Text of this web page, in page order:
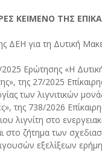
ΚΕΙΜΕΝΟ ΤΗΣ
ΔΕΗ για τη Δυτική
2025 Ερώτησης «Η
της 27/2025
των λιγνιτικών
της 738/2026
λιγνίτη στο
στο ζήτημα των
εξελίξεων